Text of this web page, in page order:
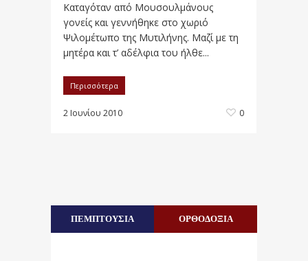
Καταγόταν από Μουσουλμάνους
γονείς και γεννήθηκε στο χωριό
Ψιλομέτωπο της Μυτιλήνης. Μαζί με τη
μητέρα και τ’ αδέλφια του ήλθε...
Περισσότερα
2 Ιουνίου 2010 0
ΠΕΜΠΤΟΥΣΙΑ ΟΡΘΟΔΟΞΙΑ